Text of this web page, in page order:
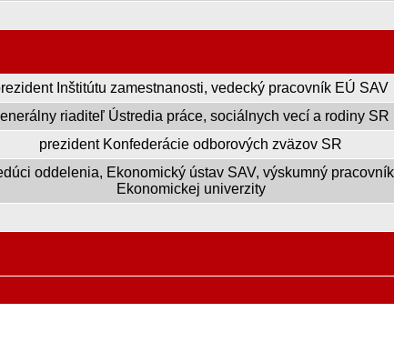
Inštitútu zamestnanosti, vedecký pracovník EÚ SAV
riaditeľ Ústredia práce, sociálnych vecí a rodiny SR
prezident Konfederácie odborových zväzov SR
oddelenia, Ekonomický ústav SAV, výskumný pracovník
Ekonomickej univerzity